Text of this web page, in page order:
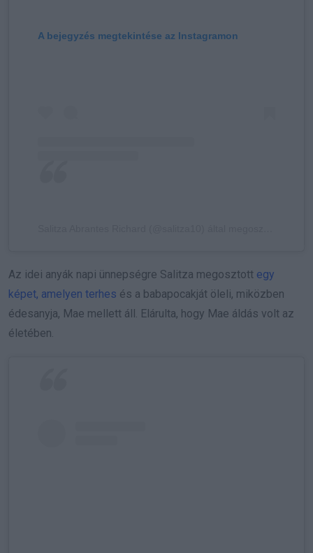
A bejegyzés megtekintése az Instagramon
Az idei anyák napi ünnepségre Salitza megosztott egy
képet, amelyen terhes és a babapocakját öleli, miközben
édesanyja, Mae mellett áll. Elárulta, hogy Mae áldás volt az
életében.